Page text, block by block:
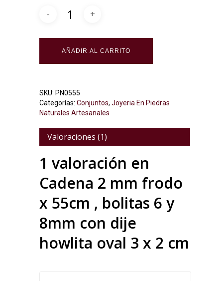
AÑADIR AL CARRITO
SKU: PN0555
Categorías: Conjuntos, Joyeria En Piedras
Naturales Artesanales
Valoraciones (1)
1 valoración en
Cadena 2 mm frodo
x 55cm , bolitas 6 y
8mm con dije
howlita oval 3 x 2 cm